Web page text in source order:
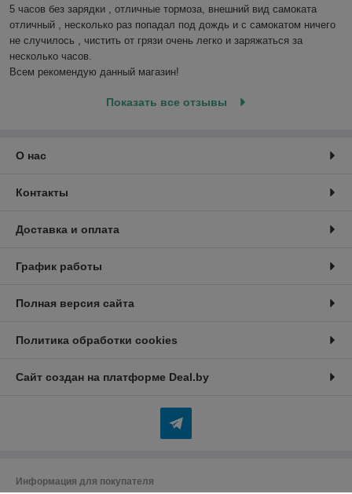
5 часов без зарядки , отличные тормоза, внешний вид самоката
отличный , несколько раз попадал под дождь и с самокатом ничего
не случилось , чистить от грязи очень легко и заряжаться за
несколько часов.
Всем рекомендую данный магазин!
Показать все отзывы
О нас
Контакты
Доставка и оплата
График работы
Полная версия сайта
Политика обработки cookies
Сайт создан на платформе Deal.by
Информация для покупателя